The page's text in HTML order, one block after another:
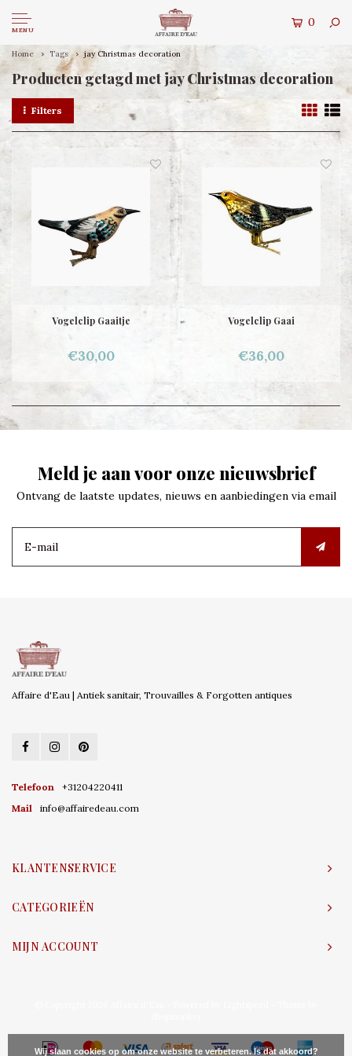
MENU
0
Home Tags jay Christmas decoration
Producten getagd met jay Christmas decoration
Filters
Vogelclip Gaaitje
€30,00
Vogelclip Gaai
€36,00
Meld je aan voor onze nieuwsbrief
Ontvang de laatste updates, nieuws en aanbiedingen via email
Affaire d'Eau | Antiek sanitair, Trouvailles & Forgotten antiques
Telefoon
+31204220411
Mail
info@affairedeau.com
KLANTENSERVICE
CATEGORIEËN
MIJN ACCOUNT
Wij slaan cookies op om onze website te verbeteren. Is dat akkoord?